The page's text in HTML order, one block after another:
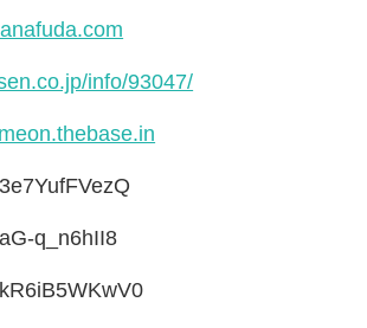
info/93047/
q_n6hII8